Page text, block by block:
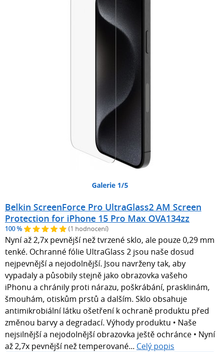
Galerie 1/5
Belkin ScreenForce Pro UltraGlass2 AM Screen
Protection for iPhone 15 Pro Max OVA134zz
100 % (1 hodnocení)
Nyní až 2,7x pevnější než tvrzené sklo, ale pouze 0,29 mm
tenké. Ochranné fólie UltraGlass 2 jsou naše dosud
nejpevnější a nejodolnější. Jsou navrženy tak, aby
vypadaly a působily stejně jako obrazovka vašeho
iPhonu a chránily proti nárazu, poškrábání, prasklinám,
šmouhám, otiskům prstů a dalším. Sklo obsahuje
antimikrobiální látku ošetření k ochraně produktu před
změnou barvy a degradací. Výhody produktu • Naše
nejsilnější a nejodolnější obrazovka ještě ochránce • Nyní
až 2,7x pevnější než temperované... Celý popis